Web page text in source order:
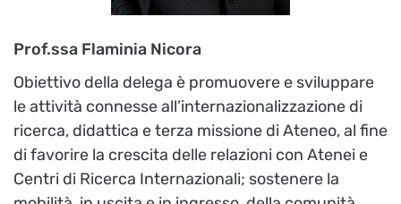
Prof.ssa Flaminia Nicora
Obiettivo della delega è promuovere e sviluppare
le attività connesse all’internazionalizzazione di
ricerca, didattica e terza missione di Ateneo, al fine
di favorire la crescita delle relazioni con Atenei e
Centri di Ricerca Internazionali; sostenere la